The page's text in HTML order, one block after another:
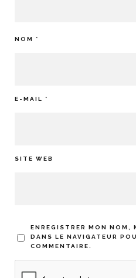
NOM *
E-MAIL *
SITE WEB
ENREGISTRER MON
DANS LE NAVIGATEUR
COMMENTAIRE.